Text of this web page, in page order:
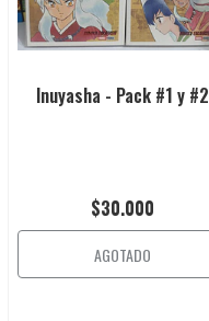
Inuyasha - Pack #1 y #2
$30.000
AGOTADO